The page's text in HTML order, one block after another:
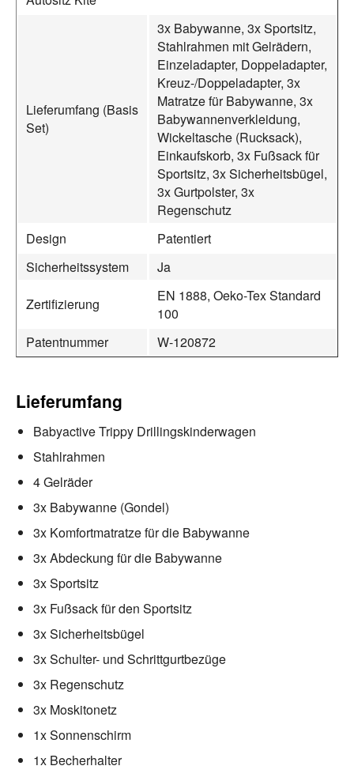
Lieferumfang (Basis
Set)
3x Babywanne, 3x Sportsitz,
Stahlrahmen mit Gelrädern,
Einzeladapter, Doppeladapter,
Kreuz-/Doppeladapter, 3x
Matratze für Babywanne, 3x
Babywannenverkleidung,
Wickeltasche (Rucksack),
Einkaufskorb, 3x Fußsack für
Sportsitz, 3x Sicherheitsbügel,
3x Gurtpolster, 3x
Regenschutz
Design
Patentiert
Sicherheitssystem
Ja
Zertifizierung
EN 1888, Oeko-Tex Standard
100
Patentnummer
W-120872
Lieferumfang
Babyactive Trippy Drillingskinderwagen
Stahlrahmen
4 Gelräder
3x Babywanne (Gondel)
3x Komfortmatratze für die Babywanne
3x Abdeckung für die Babywanne
3x Sportsitz
3x Fußsack für den Sportsitz
3x Sicherheitsbügel
3x Schulter- und Schrittgurtbezüge
3x Regenschutz
3x Moskitonetz
1x Sonnenschirm
1x Becherhalter